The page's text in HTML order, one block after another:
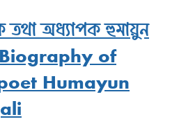
তথা অধ্যাপক হুমায়ুন
Biography of
Humayun